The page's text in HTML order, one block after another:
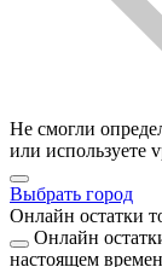
Не смогли
или используете
Выбрать город
Онлайн остатки
Онлайн
настоящем